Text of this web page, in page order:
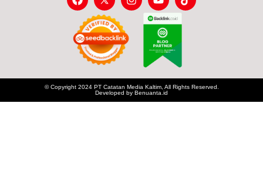
© Copyright 2024 PT Catatan Media Kaltim, All Rights Reserved.
Developed by Benuanta.id